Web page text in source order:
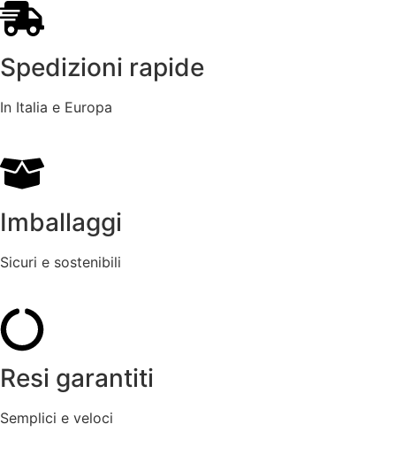
Spedizioni rapide
In Italia e Europa
Imballaggi
Sicuri e sostenibili
Resi garantiti
Semplici e veloci